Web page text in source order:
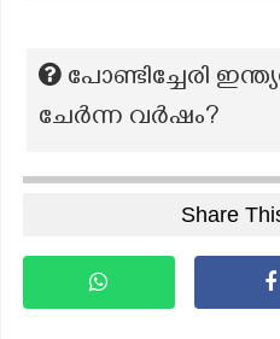
പോണ്ടിച്ചേരി
ചേർന്ന വർഷം?
Share